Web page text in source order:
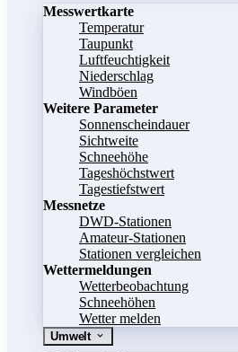
Messwertkarte
Temperatur
Taupunkt
Luftfeuchtigkeit
Niederschlag
Windböen
Weitere Parameter
Sonnenscheindauer
Sichtweite
Schneehöhe
Tageshöchstwert
Tagestiefstwert
Messnetze
DWD-Stationen
Amateur-Stationen
Stationen vergleichen
Wettermeldungen
Wetterbeobachtung
Schneehöhen
Wetter melden
Umwelt